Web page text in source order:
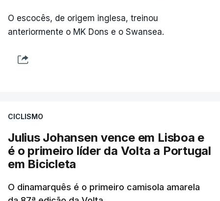
O escocês, de origem inglesa, treinou
anteriormente o MK Dons e o Swansea.
CICLISMO
Julius Johansen vence em Lisboa e
é o primeiro líder da Volta a Portugal
em Bicicleta
O dinamarquês é o primeiro camisola amarela